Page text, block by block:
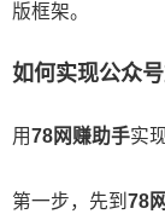
版框架。
如何实现公众
用78网赚助手实
第一步，先到 78